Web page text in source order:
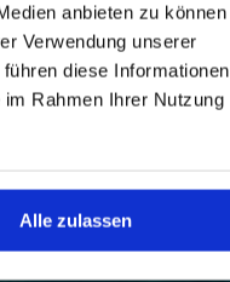
anbieten zu können
Verwendung unserer
diese Informationen
Rahmen Ihrer Nutzung
Alle zulassen